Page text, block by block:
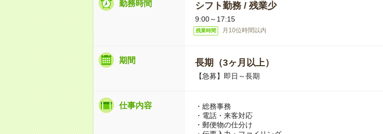
勤務時間 シフト勤務 / 残業少
9:00～17:15
残業時間 月10位時間以内
期間 長期（3ヶ月以上）
【急募】即日～長期
仕事内容
・総務事務
・電話・来客対応
・郵便物の仕分け